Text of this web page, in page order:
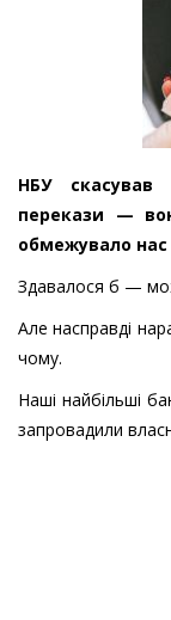
НБУ скасував
перекази —
обмежувало нас
Здавалося б —
Але насправді
чому.
Наші найбільші
запровадили